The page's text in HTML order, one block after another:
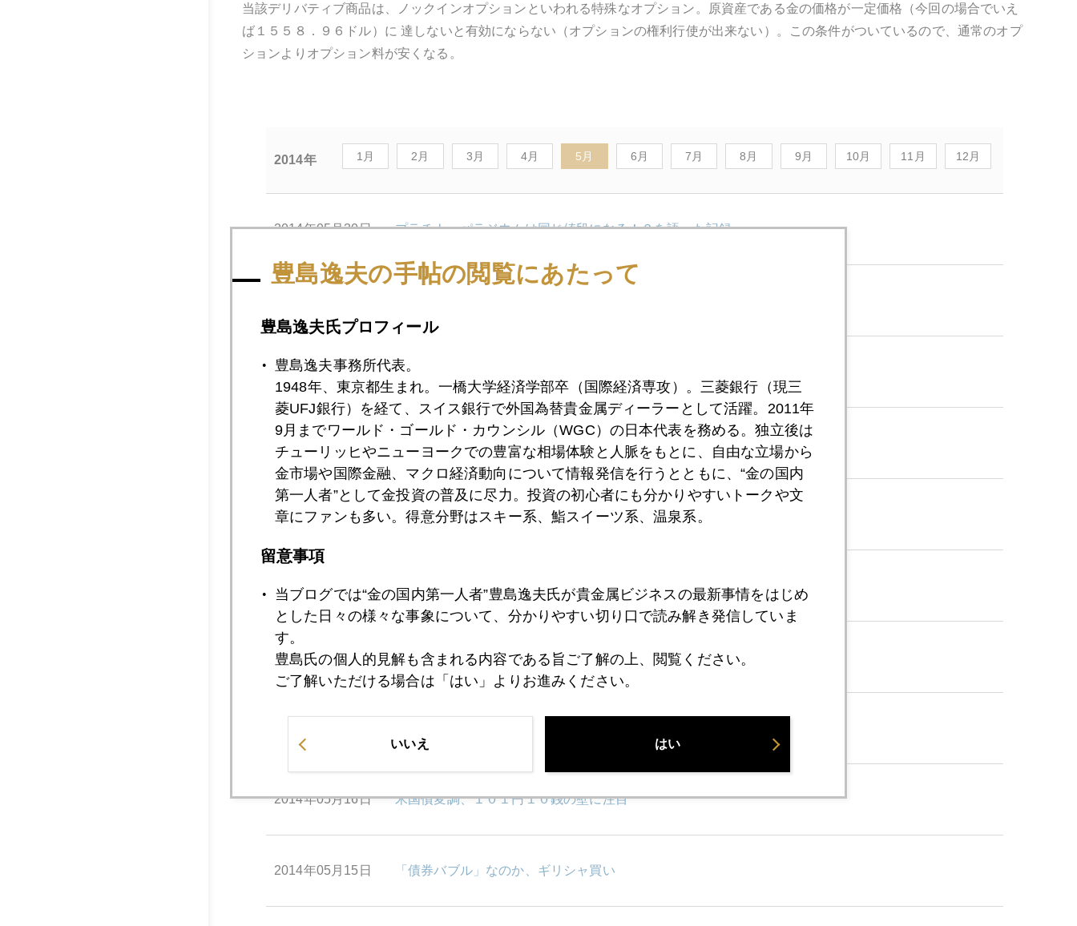
当該デリバティブ商品は、ノックインオプションといわれる特殊なオプション。原資産である金の価格が一定価格（今回の場合でいえ
ば１５５８．９６ドル）に 達しないと有効にならない（オプションの権利行使が出来ない）。この条件がついているので、通常のオプ
ションよりオプション料が安くなる。
2014年 1月 2月 3月 4月 5月 6月 7月 8月 9月 10月 11月 12月
2014年05月30日 プラチナ・パラジウムは同じ値段になる！？を語った記録
2014年05月27日 バークレイズ金価格操作問題の真相
ドル円相場にデッドクロスの足音
2014年05月22日 為替は当面円高基調、長期は円安に戻る
2014年05月21日 米量的緩和終了後の利上げ
2014年05月20日 黒田総裁の円高牽制発言あるか？
2014年05月16日 米国債変調、１０１円１０銭の壁に注目
2014年05月15日 「債券バブル」なのか、ギリシャ買い
豊島逸夫の手帖の閲覧にあたって
豊島逸夫氏プロフィール
豊島逸夫事務所代表。
1948年、東京都生まれ。一橋大学経済学部卒（国際経済専攻）。三菱銀行（現三
菱UFJ銀行）を経て、スイス銀行で外国為替貴金属ディーラーとして活躍。2011年
9月までワールド・ゴールド・カウンシル（WGC）の日本代表を務める。独立後は
チューリッヒやニューヨークでの豊富な相場体験と人脈をもとに、自由な立場から
金市場や国際金融、マクロ経済動向について情報発信を行うとともに、“金の国内
第一人者”として金投資の普及に尽力。投資の初心者にも分かりやすいトークや文
章にファンも多い。得意分野はスキー系、鮨スイーツ系、温泉系。
留意事項
当ブログでは“金の国内第一人者”豊島逸夫氏が貴金属ビジネスの最新事情をはじめ
とした日々の様々な事象について、分かりやすい切り口で読み解き発信していま
す。
豊島氏の個人的見解も含まれる内容である旨ご了解の上、閲覧ください。
ご了解いただける場合は「はい」よりお進みください。
いいえ はい